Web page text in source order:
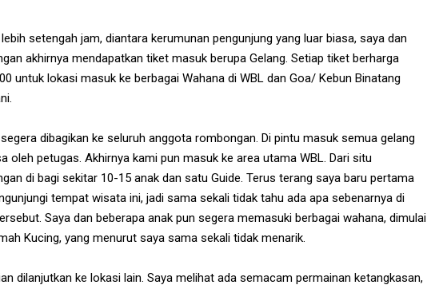
setengah jam, diantara kerumunan pengunjung yang luar biasa, saya dan
akhirnya mendapatkan tiket masuk berupa Gelang. Setiap tiket berharga
untuk lokasi masuk ke berbagai Wahana di WBL dan Goa/ Kebun Binatang
dibagikan ke seluruh anggota rombongan. Di pintu masuk semua gelang
oleh petugas. Akhirnya kami pun masuk ke area utama WBL. Dari situ
di bagi sekitar 10-15 anak dan satu Guide. Terus terang saya baru pertama
tempat wisata ini, jadi sama sekali tidak tahu ada apa sebenarnya di
Saya dan beberapa anak pun segera memasuki berbagai wahana, dimulai
Kucing, yang menurut saya sama sekali tidak menarik.
dilanjutkan ke lokasi lain. Saya melihat ada semacam permainan ketangkasan,